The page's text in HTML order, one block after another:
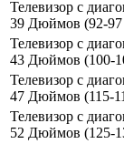
Телевизор с
39 Дюймов (92-
Телевизор с
43 Дюймов (100-
Телевизор с
47 Дюймов (115-
Телевизор с
52 Дюймов (125-